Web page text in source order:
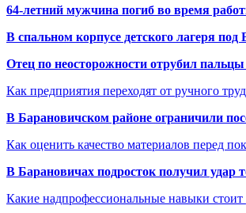
64-летний мужчина погиб во время
В спальном корпусе детского лагеря
Отец по неосторожности отрубил пальцы
Как предприятия переходят от ручного
В Барановичском районе ограничили
Как оценить качество материалов перед
В Барановичах подросток получил удар
Какие надпрофессиональные навыки